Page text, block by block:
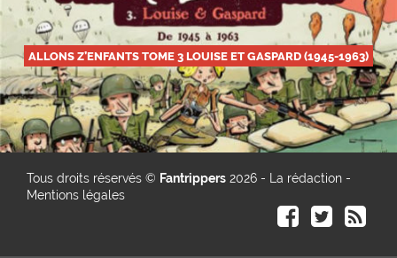
ALLONS Z’ENFANTS TOME 3 LOUISE ET GASPARD (1945-1963)
Tous droits réservés © Fantrippers 2026 - La rédaction -
Mentions légales